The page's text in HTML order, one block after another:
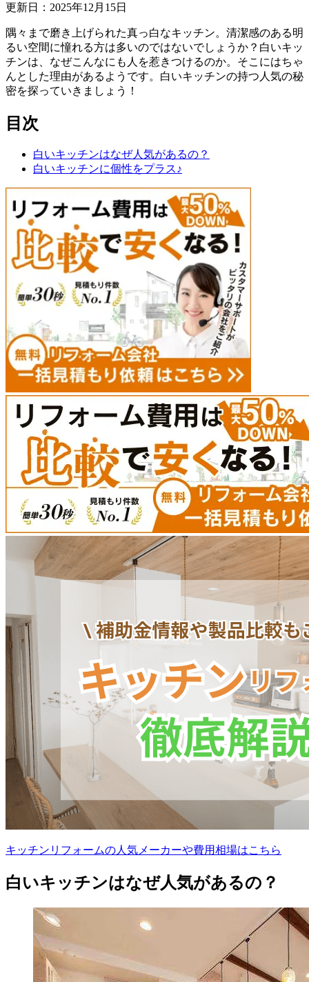
更新日： 2025年12 月 15日
隅々まで磨き上げられた真っ白なキッチン。清潔感のある明
るい空間に憧れる方は多いのではないでしょうか？白いキッ
チンは、なぜこんなにも人を惹きつけるのか。そこにはちゃ
んとした理由があるようです。白いキッチンの持つ人気の秘
密を探っていきましょう！
目次
白いキッチンはなぜ人気があるの？
白いキッチンに個性をプラス♪
キッチンリフォームの人気メーカーや費用相場はこちら
白いキッチンはなぜ人気があるの？